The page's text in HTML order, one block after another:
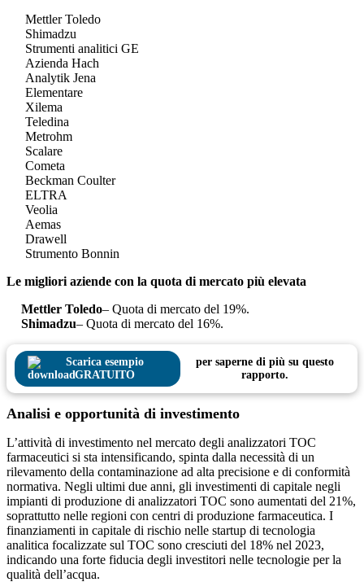
Mettler Toledo
Shimadzu
Strumenti analitici GE
Azienda Hach
Analytik Jena
Elementare
Xilema
Teledina
Metrohm
Scalare
Cometa
Beckman Coulter
ELTRA
Veolia
Aemas
Drawell
Strumento Bonnin
Le migliori aziende con la quota di mercato più elevata
Mettler Toledo– Quota di mercato del 19%.
Shimadzu– Quota di mercato del 16%.
Scarica esempio
GRATUITO
per saperne di più su questo
rapporto.
Analisi e opportunità di investimento
L’attività di investimento nel mercato degli analizzatori TOC
farmaceutici si sta intensificando, spinta dalla necessità di un
rilevamento della contaminazione ad alta precisione e di conformità
normativa. Negli ultimi due anni, gli investimenti di capitale negli
impianti di produzione di analizzatori TOC sono aumentati del 21%,
soprattutto nelle regioni con centri di produzione farmaceutica. I
finanziamenti in capitale di rischio nelle startup di tecnologia
analitica focalizzate sul TOC sono cresciuti del 18% nel 2023,
indicando una forte fiducia degli investitori nelle tecnologie per la
qualità dell’acqua.